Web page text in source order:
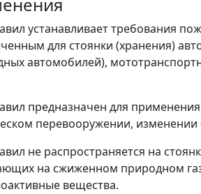
устанавливает требования
для стоянки (хранения)
автомобилей),
предназначен для
перевооружении,
не распространяется на
на сжиженном природном
вещества.